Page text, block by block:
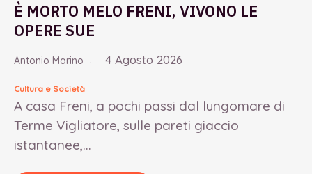
È MORTO MELO FRENI, VIVONO LE
OPERE SUE
Antonio Marino 4 Agosto 2026
Cultura e Società
A casa Freni, a pochi passi dal lungomare di
Terme Vigliatore, sulle pareti giaccio
istantanee,...